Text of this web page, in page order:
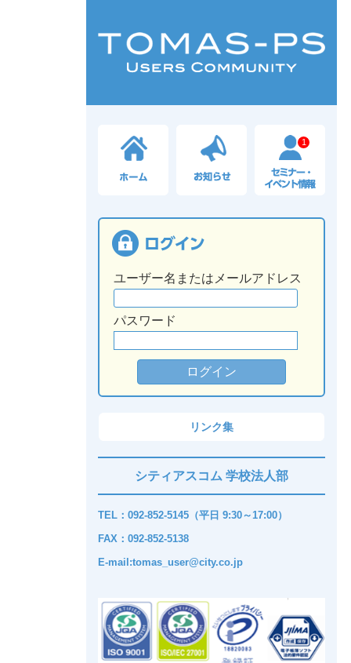
1
ユーザー名またはメールアドレス
パスワード
リンク集
シティアスコム 学校法人部
TEL：092-852-5145（平日 9:30～17:00）
FAX：092-852-5138
E-mail:tomas_user@city.co.jp